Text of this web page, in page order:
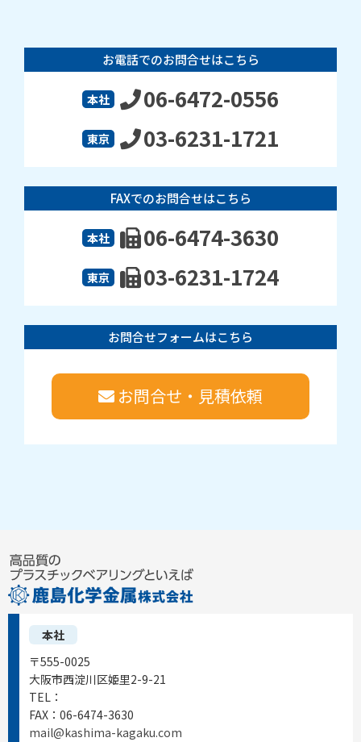
お電話でのお問合せはこちら
本社 06-6472-0556
東京 03-6231-1721
FAXでのお問合せはこちら
本社 06-6474-3630
東京 03-6231-1724
お問合せフォームはこちら
お問合せ・見積依頼
本社
〒555-0025
大阪市西淀川区姫里2-9-21
TEL：
FAX： 06-6474-3630
mail@kashima-kagaku.com